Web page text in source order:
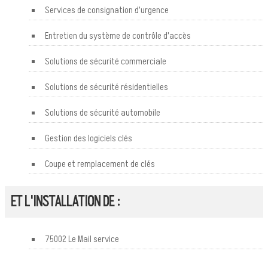
Services de consignation d'urgence
Entretien du système de contrôle d'accès
Solutions de sécurité commerciale
Solutions de sécurité résidentielles
Solutions de sécurité automobile
Gestion des logiciels clés
Coupe et remplacement de clés
ET L'INSTALLATION DE :
75002 Le Mail service